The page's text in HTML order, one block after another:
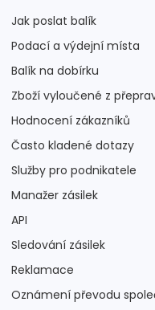
Jak poslat balík
Podací a výdejní místa
Balík na dobírku
Zboží vyloučené z
Hodnocení zákazníků
Často kladené dotazy
Služby pro podnikatele
Manažer zásilek
API
Sledování zásilek
Reklamace
Oznámení převodu